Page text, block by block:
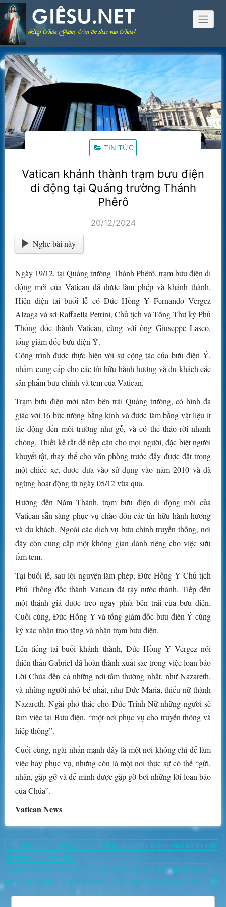
Skip
to
content
TIN TỨC
Vatican khánh thành trạm bưu điện
di động tại Quảng trường Thánh
Phêrô
20/12/2024
Nghe bài này
Ngày 19/12, tại Quảng trường Thánh Phêrô, trạm bưu điện di
động mới của Vatican đã được làm phép và khánh thành.
Hiện diện tại buổi lễ có Đức Hồng Y Fernando Vergez
Alzaga và sơ Raffaella Petrini, Chủ tịch và Tổng Thư ký Phủ
Thống đốc thành Vatican, cùng với ông Giuseppe Lasco,
tổng giám đốc bưu điện Ý.
Công trình được thực hiện với sự cộng tác của bưu điện Ý,
nhằm cung cấp cho các tín hữu hành hương và du khách các
sản phẩm bưu chính và tem của Vatican.
Trạm bưu điện mới nằm bên trái Quảng trường, có hình đa
giác với 16 bức tường bằng kính và được làm bằng vật liệu ít
tác động đến môi trường như gỗ, và có thể tháo rời nhanh
chóng. Thiết kế rất dễ tiếp cận cho mọi người, đặc biệt người
khuyết tật, thay thế cho văn phòng trước đây được đặt trong
một chiếc xe, được đưa vào sử dụng vào năm 2010 và đã
ngừng hoạt động từ ngày 05/12 vừa qua.
Hướng đến Năm Thánh, trạm bưu điện di động mới của
Vatican sẵn sàng phục vụ chào đón các tín hữu hành hương
và du khách. Ngoài các dịch vụ bưu chính truyền thống, nơi
đây còn cung cấp một không gian dành riêng cho việc sưu
tầm tem.
Tại buổi lễ, sau lời nguyện làm phép, Đức Hồng Y Chủ tịch
Phủ Thống đốc thành Vatican đã rảy nước thánh. Tiếp đến
một thánh giá được treo ngay phía bên trái của bưu điện.
Cuối cùng, Đức Hồng Y và tổng giám đốc bưu điện Ý cùng
ký xác nhận trao tặng và nhận trạm bưu điện.
Lên tiếng tại buổi khánh thành, Đức Hồng Y Vergez nói
thiên thần Gabriel đã hoàn thành xuất sắc trong việc loan báo
Lời Chúa đến cả những nơi tầm thường nhất, như Nazareth,
và những người nhỏ bé nhất, như Đức Maria, thiếu nữ thành
Nazareth. Ngài phó thác cho Đức Trinh Nữ những người sẽ
làm việc tại Bưu điện, “một nơi phục vụ cho truyền thông và
hiệp thông”.
Cuối cùng, ngài nhấn mạnh đây là một nơi không chỉ để làm
việc hay phục vụ, nhưng còn là một nơi thực sự có thể “gửi,
nhận, gặp gỡ và để mình được gặp gỡ bởi những lời loan báo
của Chúa”.
Vatican News
Điều
hướng
bài
viết
← Đức Thánh Cha gửi quà Giáng Sinh đặc biệt – một bệnh viện
di động cho Ucraina
Người Công Giáo nên nghĩ gì về Elon Musk? Các giá trị và ưu
tiên của ông phù hợp với giáo lý của Giáo hội đến mức nào? →